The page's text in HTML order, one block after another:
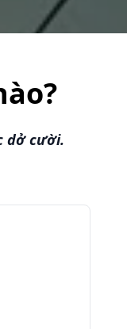
dở cười.